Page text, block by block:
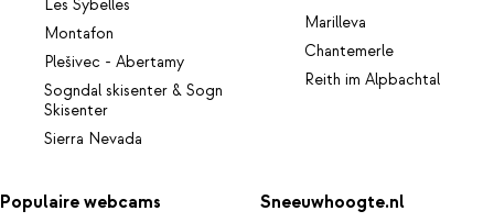
Les Sybelles
Montafon
Plešivec - Abertamy
Sogndal skisenter & Sogn
Skisenter
Sierra Nevada
Marilleva
Chantemerle
Reith im Alpbachtal
Populaire webcams Sneeuwhoogte.nl